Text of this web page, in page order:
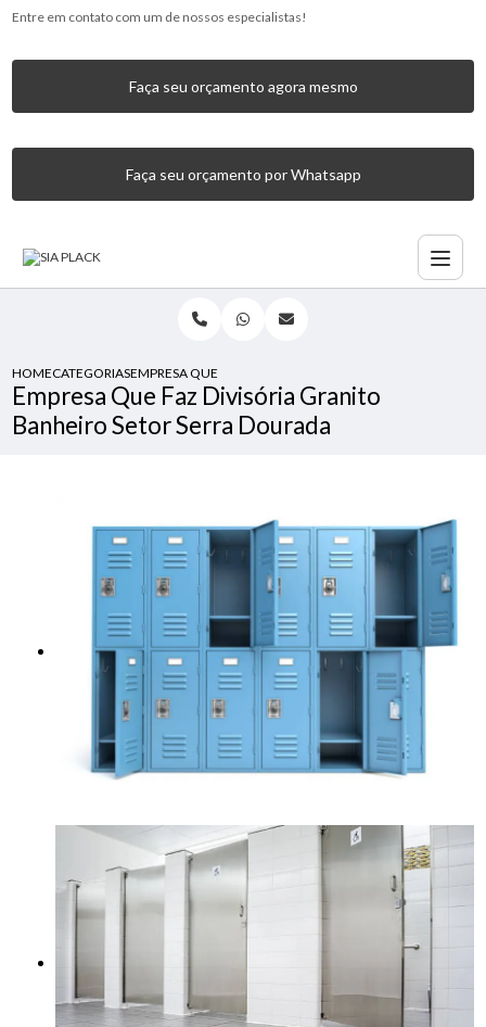
Entre em contato com um de nossos especialistas!
Faça seu orçamento agora mesmo
Faça seu orçamento por Whatsapp
HOMECATEGORIASEMPRESA QUE FAZ DIVISÓRIA GRANITO BANHEIRO SETOR
Empresa Que Faz Divisória Granito
Banheiro Setor Serra Dourada